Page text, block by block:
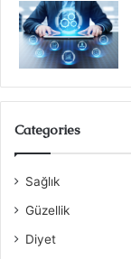
Categories
Sağlık
Güzellik
Diyet